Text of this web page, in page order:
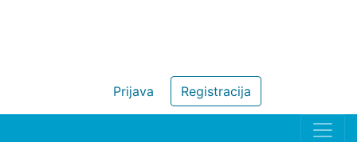
Registracija
Prijava